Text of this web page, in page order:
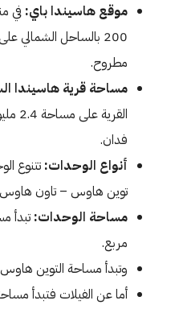
موقع هاسيندا باي: في
200 بالساحل
مطروح.
مساحة قرية هاسيندا
فدان.
أنواع الوحدات: تتنوع
توين هاوس – تاون
مساحة الوحدات:
مربع.
وتبدأ مساحة التوين هاوس من 399
أما عن الفيلات فتبدأ مساحتها من